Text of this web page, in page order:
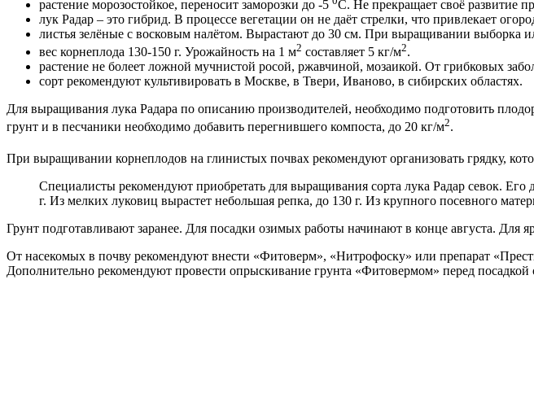
растение морозостойкое, переносит заморозки до -5
С. Не прекращает своё развитие
лук Радар – это гибрид. В процессе вегетации он не даёт стрелки, что привлекает
листья зелёные с восковым налётом. Вырастают до 30 см. При выращивании выборка
вес корнеплода 130-150 г. Урожайность на 1 м2 составляет 5 кг/м2.
растение не болеет ложной мучнистой росой, ржавчиной, мозаикой. От грибковых
сорт рекомендуют культивировать в Москве, в Твери, Иваново, в сибирских областях.
Для выращивания лука Радара по описанию производителей, необходимо подготовить
грунт и в песчаники необходимо добавить перегнившего компоста, до 20 кг/м2.
При выращивании корнеплодов на глинистых почвах рекомендуют организовать грядку,
Специалисты рекомендуют приобретать для выращивания сорта лука Радар севок.
г. Из мелких луковиц вырастет небольшая репка, до 130 г. Из крупного посевного
Грунт подготавливают заранее. Для посадки озимых работы начинают в конце августа. Для
От насекомых в почву рекомендуют внести «Фитоверм», «Нитрофоску» или препарат
Дополнительно рекомендуют провести опрыскивание грунта «Фитовермом» перед посадкой